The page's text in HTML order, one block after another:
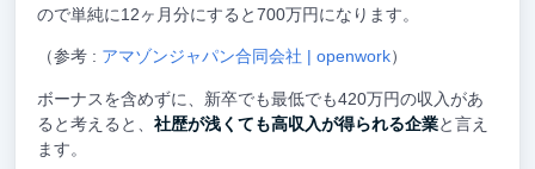
ので単純に12ヶ月分にすると700万円になります。
（参考 : アマゾンジャパン合同会社 | openwork）
ボーナスを含めずに、新卒でも最低でも420万円の収入があ
ると考えると、 社歴が浅くても高収入が得られる企業と言え
ます。